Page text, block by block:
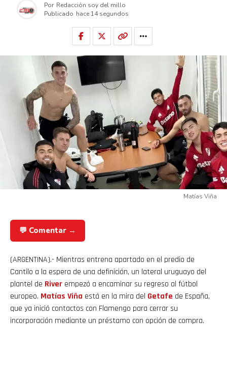
Por Redacción soy del millo
Publicado hace 14 segundos
Matías Viña
💬 Comentar →
(ARGENTINA).- Mientras entrena apartado en el predio de
Cantilo a la espera de una definición, un lateral uruguayo del
plantel de River empezó a encaminar su regreso al fútbol
europeo. Matías Viña está en la mira del Getafe de España,
que ya inició contactos con Flamengo para cerrar su
incorporación mediante un préstamo con opción de compra.